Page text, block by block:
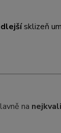
sklizeň
na